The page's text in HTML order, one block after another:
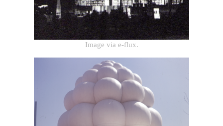
Image via e-flux.